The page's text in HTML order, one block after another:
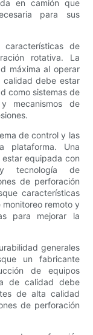
en camión que
para sus
de
rotativa. La
máxima al operar
calidad debe estar
como sistemas de
mecanismos de
de control y las
plataforma. Una
equipada con
tecnología de
de perforación
características
remoto y
para mejorar la
generales
un fabricante
de equipos
de calidad debe
de alta calidad
de perforación